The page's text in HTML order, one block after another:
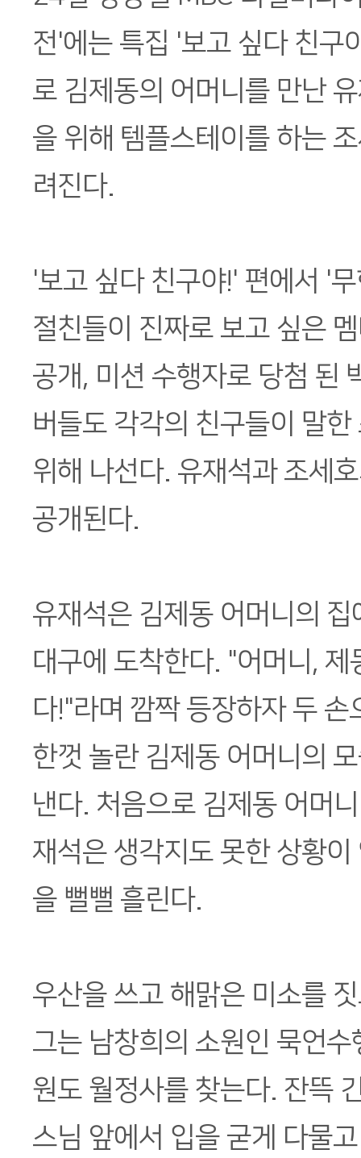
전'에는 특집 '보고 싶다 친구
로 김제동의 어머니를 만난
을 위해 템플스테이를 하는
려진다.
'보고 싶다 친구야!' 편에서 '
절친들이 진짜로 보고 싶은
공개, 미션 수행자로 당첨 된
버들도 각각의 친구들이 말
위해 나선다. 유재석과 조세
공개된다.
유재석은 김제동 어머니의
대구에 도착한다. "어머니, 제
다!"라며 깜짝 등장하자 두 손
한껏 놀란 김제동 어머니의
낸다. 처음으로 김제동 어머
재석은 생각지도 못한 상황
을 뻘뻘 흘린다.
우산을 쓰고 해맑은 미소를
그는 남창희의 소원인 묵언
원도 월정사를 찾는다. 잔뜩
스님 앞에서 입을 굳게 다물